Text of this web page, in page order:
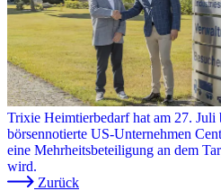
Trixie Heimtierbedarf hat am 27. Juli
börsennotierte US-Unternehmen
eine Mehrheitsbeteiligung an dem
wird.
Zurück